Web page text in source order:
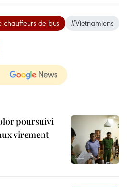
chauffeurs de bus #Vietnamiens
poursuivi
virement